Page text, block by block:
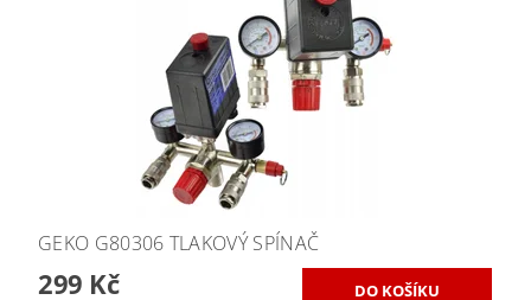
GEKO G80306 TLAKOVÝ SPÍNAČ
299 Kč